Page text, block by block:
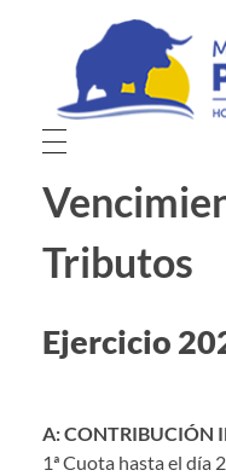
Municipio de Paso de los Toros
Hoy haciendo para vos, con los ojos en mañana
Tributos
Ejercicio
A: CONTRIBUCIÓN
1ª Cuota hasta el día